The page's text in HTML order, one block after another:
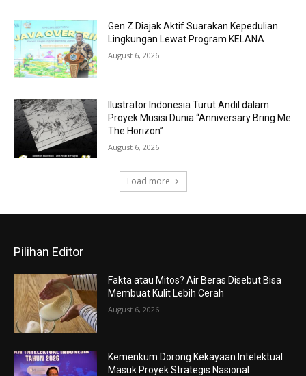
Gen Z Diajak Aktif Suarakan Kepedulian
Lingkungan Lewat Program KELANA
August 6, 2026
Ilustrator Indonesia Turut Andil dalam
Proyek Musisi Dunia “Anniversary Bring Me
The Horizon”
August 6, 2026
Load more
Pilihan Editor
Fakta atau Mitos? Air Beras Disebut Bisa
Membuat Kulit Lebih Cerah
August 6, 2026
Kemenkum Dorong Kekayaan Intelektual
Masuk Proyek Strategis Nasional